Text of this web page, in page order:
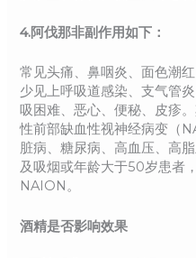
4.阿伐那非副作用如下：
常见头痛、鼻咽炎、面色潮
少见上呼吸道感染、支气管
吸困难、恶心、便秘、皮疹
性前部缺血性视神经病变（
脏病、糖尿病、高血压、高
及吸烟或年龄大于50岁患者
NAION。
酒精是否影响效果